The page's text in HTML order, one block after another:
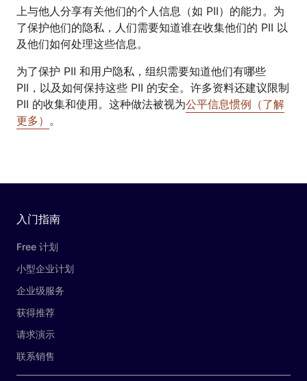
上与他人分享有关他们的个人信息（如 PII）的能力。为
了保护他们的隐私，人们需要知道谁在收集他们的 PII 以
及他们如何处理这些信息。
为了保护 PII 和用户隐私，组织需要知道他们有哪些
PII，以及如何保持这些 PII 的安全。许多资料还建议限制
PII 的收集和使用。这种做法被视为公平信息惯例（了解
更多） 。
入门指南
Free 计划
小型企业计划
企业级服务
获得推荐
请求演示
联系销售